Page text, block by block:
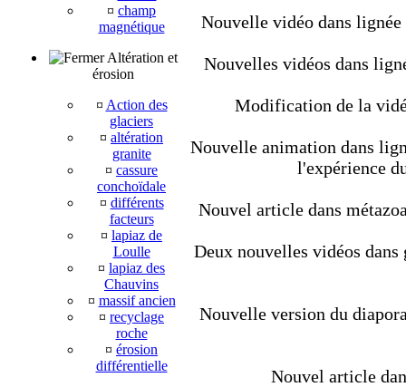
¤ champ
magnétique
Altération et
érosion
¤ Action des
glaciers
¤ altération
granite
¤ cassure
conchoïdale
¤ différents
facteurs
¤ lapiaz de
Loulle
¤ lapiaz des
Chauvins
¤ massif ancien
¤ recyclage
roche
¤ érosion
différentielle
Nouvelle vidéo dans
Nouvelles vidéos dans
Modification de la
Nouvelle animation dans
l'expérience
Nouvel article dans
Deux nouvelles vidéos
Nouvelle version du
Nouvel article